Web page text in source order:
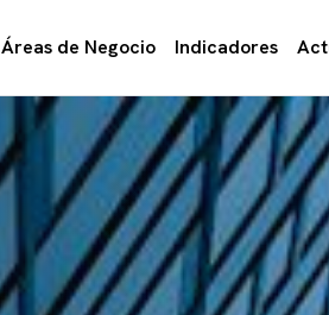
Áreas de Negocio Indicadores